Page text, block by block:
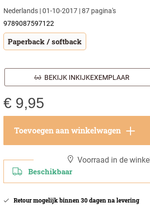
Nederlands | 01-10-2017 | 87 pagina's
9789087597122
Paperback / softback
BEKIJK INKIJKEXEMPLAAR
€ 9,95
Toevoegen aan winkelwagen
Voorraad in de winkel
Beschikbaar
Retour mogelijk binnen 30 dagen na levering